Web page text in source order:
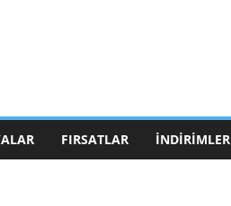
FIRSATLAR İNDIRIMLER